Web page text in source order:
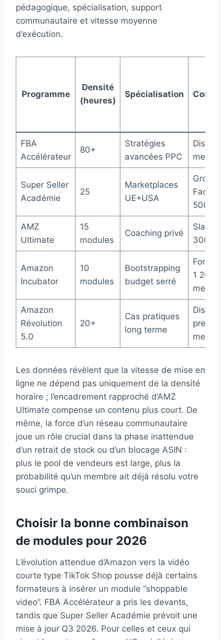
pédagogique, spécialisation, support
communautaire et vitesse moyenne
d’exécution.
Programme
Densité
(heures)
Spécialisation
FBA
Accélérateur
80+
Stratégies
avancées PPC
Super Seller
Académie
25
Marketplaces
UE+USA
500
AMZ
Ultimate
15
modules
Coaching privé
Slack
300
Amazon
Incubator
10
modules
Bootstrapping
budget serré
Forum
1 200
Amazon
Révolution
5.0
20+
Cas pratiques
long terme
Les données révèlent que la vitesse de mise en
ligne ne dépend pas uniquement de la densité
horaire ; l’encadrement rapproché d’AMZ
Ultimate compense un contenu plus court. De
même, la force d’un réseau communautaire
joue un rôle crucial dans la phase inattendue
d’un retrait de stock ou d’un blocage ASIN :
plus le pool de vendeurs est large, plus la
probabilité qu’un membre ait déjà résolu votre
souci grimpe.
Choisir la bonne combinaison
de modules pour 2026
L’évolution attendue d’Amazon vers la vidéo
courte type TikTok Shop pousse déjà certains
formateurs à insérer un module “shoppable
video”. FBA Accélérateur a pris les devants,
tandis que Super Seller Académie prévoit une
mise à jour Q3 2026. Pour celles et ceux qui